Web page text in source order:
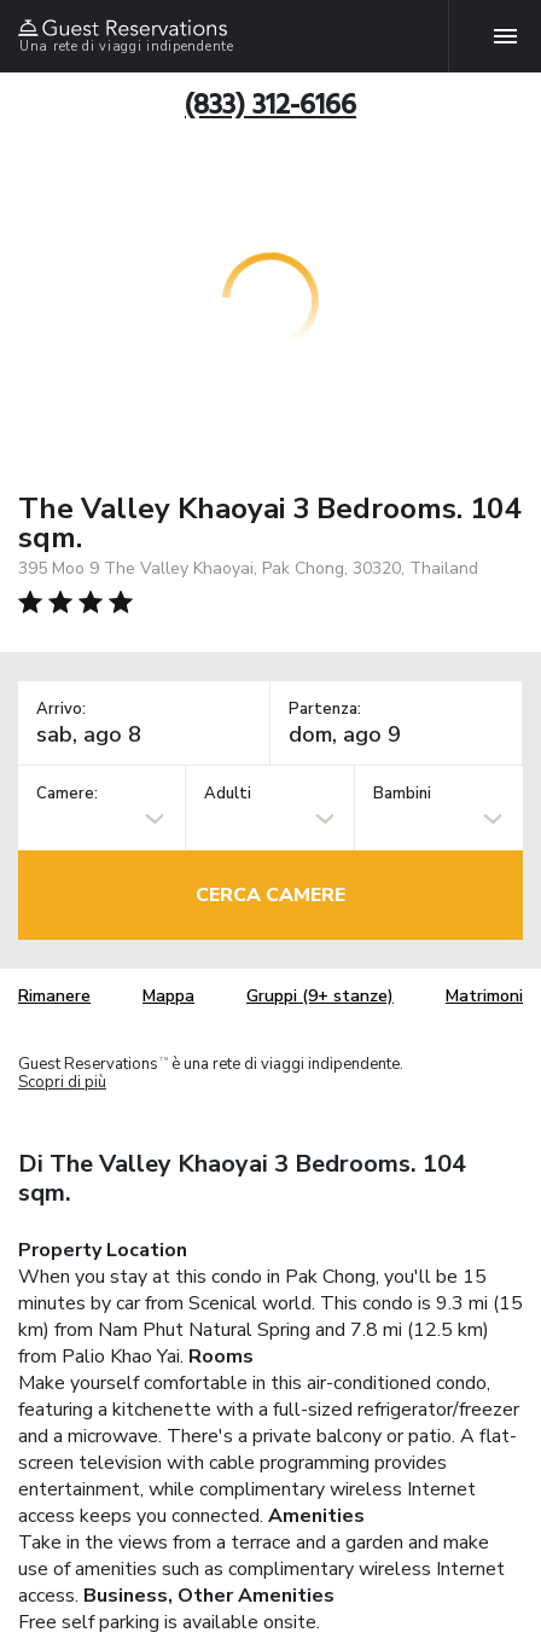
Una rete di viaggi indipendente
(833) 312-6166
The Valley Khaoyai 3 Bedrooms. 104
sqm.
395 Moo 9 The Valley Khaoyai, Pak Chong, 30320, Thailand
Arrivo: Partenza:
Camere: Adulti Bambini
CERCA CAMERE
Rimanere Mappa Gruppi (9+ stanze) Matrimoni
Guest Reservations TM
è una rete di viaggi indipendente.
Scopri di più
Di The Valley Khaoyai 3 Bedrooms. 104
sqm.
Property Location
When you stay at this condo in Pak Chong, you'll be 15
minutes by car from Scenical world. This condo is 9.3 mi (15
km) from Nam Phut Natural Spring and 7.8 mi (12.5 km)
from Palio Khao Yai. Rooms
Make yourself comfortable in this air-conditioned condo,
featuring a kitchenette with a full-sized refrigerator/freezer
and a microwave. There's a private balcony or patio. A flat-
screen television with cable programming provides
entertainment, while complimentary wireless Internet
access keeps you connected. Amenities
Take in the views from a terrace and a garden and make
use of amenities such as complimentary wireless Internet
access. Business, Other Amenities
Free self parking is available onsite.